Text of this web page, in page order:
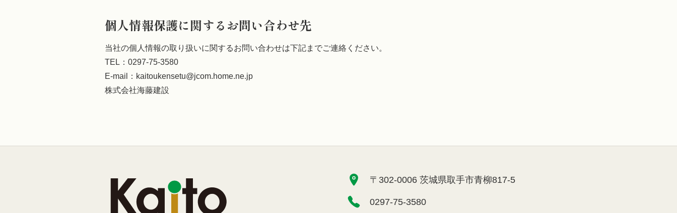
個人情報保護に関するお問い合わせ先
当社の個人情報の取り扱いに関するお問い合わせは下記までご連絡ください。
TEL：0297-75-3580
E-mail：kaitoukensetu@jcom.home.ne.jp
株式会社海藤建設
〒302-0006 茨城県取手市青柳817-5
0297-75-3580